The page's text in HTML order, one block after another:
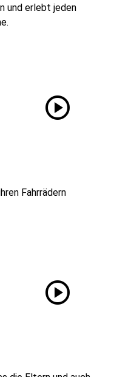
und erlebt jeden
play_circle
Fahrrädern
play_circle